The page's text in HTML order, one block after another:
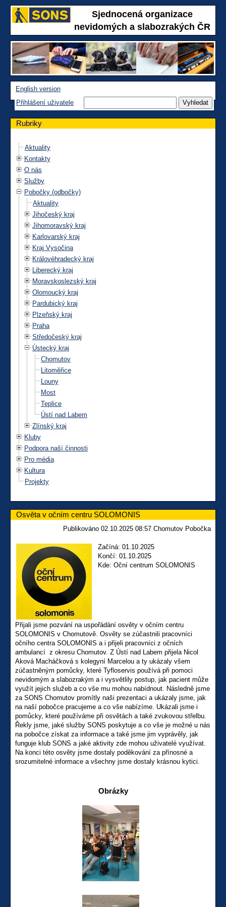
Sjednocená organizace
nevidomých a slabozrakých ČR
English version
Přihlášení uživatele
Rubriky
Aktuality
Kontakty
O nás
Služby
Pobočky (odbočky)
Aktuality
Jihočeský kraj
Jihomoravský kraj
Karlovarský kraj
Kraj Vysočina
Královéhradecký kraj
Liberecký kraj
Moravskoslezský kraj
Olomoucký kraj
Pardubický kraj
Plzeňský kraj
Praha
Středočeský kraj
Ústecký kraj
Chomutov
Litoměřice
Louny
Most
Teplice
Ústí nad Labem
Zlínský kraj
Kluby
Podpora naší činnosti
Pro média
Kultura
Projekty
Osvěta v očním centru SOLOMONIS
Publikováno 02.10.2025 08:57 Chomutov Pobočka
Začíná: 01.10.2025
Končí: 01.10.2025
Kde: Oční centrum SOLOMONIS
Přijali jsme pozvání na uspořádání osvěty v očním centru
SOLOMONIS v Chomutově. Osvěty se zúčastnili pracovníci
očního centra SOLOMONIS a i přijeli pracovníci z očních
ambulancí z okresu Chomutov. Z Ústí nad Labem přijela Nicol
Aková Macháčková s kolegyní Marcelou a ty ukázaly všem
zúčastněným pomůcky, které Tyfloservis používá při pomoci
nevidomým a slabozrakým a i vysvětlily postup, jak pacient může
využít jejich služeb a co vše mu mohou nabídnout. Následně jsme
za SONS Chomutov promítly naši prezentaci a ukázaly jsme, jak
na naší pobočce pracujeme a co vše nabízíme. Ukázali jsme i
pomůcky, které používáme při osvětách a také zvukovou střelbu.
Řekly jsme, jaké služby SONS poskytuje a co vše je možné u nás
na pobočce získat za informace a také jsme jim vyprávěly, jak
funguje klub SONS a jaké aktivity zde mohou uživatelé využívat.
Na konci této osvěty jsme dostaly poděkování za přínosné a
srozumitelné informace a všechny jsme dostaly krásnou kytici.
Obrázky